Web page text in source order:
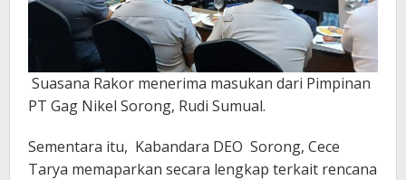
Suasana Rakor menerima masukan dari Pimpinan
PT Gag Nikel Sorong, Rudi Sumual.
Sementara itu, Kabandara DEO Sorong, Cece
Tarya memaparkan secara lengkap terkait rencana